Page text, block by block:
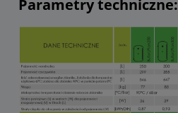
Parametry techniczne: